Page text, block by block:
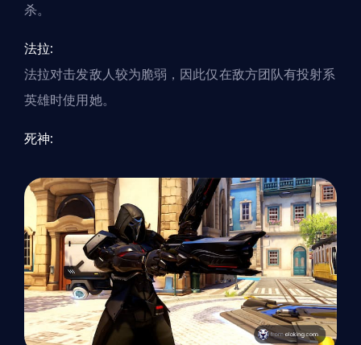
杀。
法拉:
法拉对击发敌人较为脆弱，因此仅在敌方团队有投射系
英雄时使用她。
死神: